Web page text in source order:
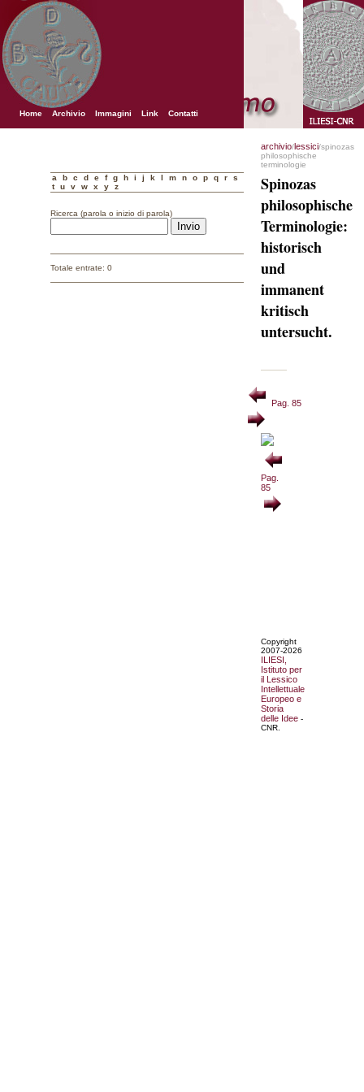
Home Archivio Immagini Link Contatti
a b c d e f g h i j k l m n o p q r
s
t
u v w x y z
Ricerca (parola o inizio di parola)
Totale entrate: 0
archivio/lessici/spinozas
philosophische
terminologie
Spinozas
philosophische
Terminologie:
historisch
und
immanent
kritisch
untersucht.
Pag. 85
Pag.
85
Copyright
2007-2026
ILIESI,
Istituto per
il Lessico
Intellettuale
Europeo e
Storia
delle Idee -
CNR.